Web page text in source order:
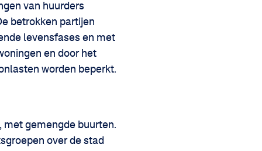
van huurders
betrokken partijen
levensfases en met
en door het
worden beperkt.
met gemengde buurten.
over de stad